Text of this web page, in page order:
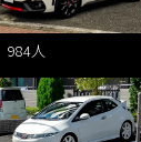
984人